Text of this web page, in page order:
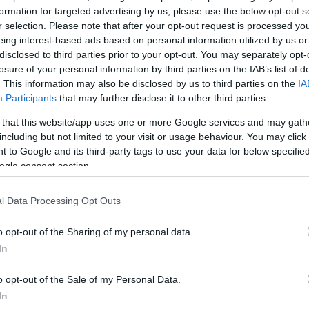
for targeted advertising by us, please use the below opt-out
selection. Please note that after your opt-out request is processed
interest-based ads based on personal information utilized by us
to third parties prior to your opt-out. You may separately
of your personal information by third parties on the IAB’s list of
This information may also be disclosed by us to third parties on the
Participants that may further disclose it to other third parties.
that this website/app uses one or more Google services and may
but not limited to your visit or usage behaviour. You may
to Google and its third-party tags to use your data for below
consent section.
Data Processing Opt Outs
opt-out of the Sharing of my personal data.
opt-out of the Sale of my Personal Data.
87:
Καζάν στη
84-87